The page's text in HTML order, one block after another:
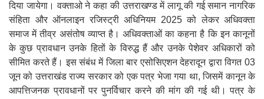
दिया जायेगा। वक्ताओ ने कहा की उत्तराखण्ड में लागू की गई समान नागरिक
संहिता और ऑनलाइन रजिस्ट्री अधिनियम 2025 को लेकर अधिवक्ता
समाज में तीव्र असंतोष व्याप्त है। अधिवक्ताओं का कहना है कि इन कानूनों
के कुछ प्रावधान उनके हितों के विरुद्ध हैं और उनके पेशेवर अधिकारों को
सीमित करते हैं। इस संबंध में जिला बार एसोसिएशन देहरादून द्वारा विगत 03
जून को उत्तराखंड राज्य सरकार को एक पत्र भेजा गया था, जिसमें कानून के
आपत्तिजनक प्रावधानों पर पुनर्विचार करने की मांग की गई थी। पत्र के